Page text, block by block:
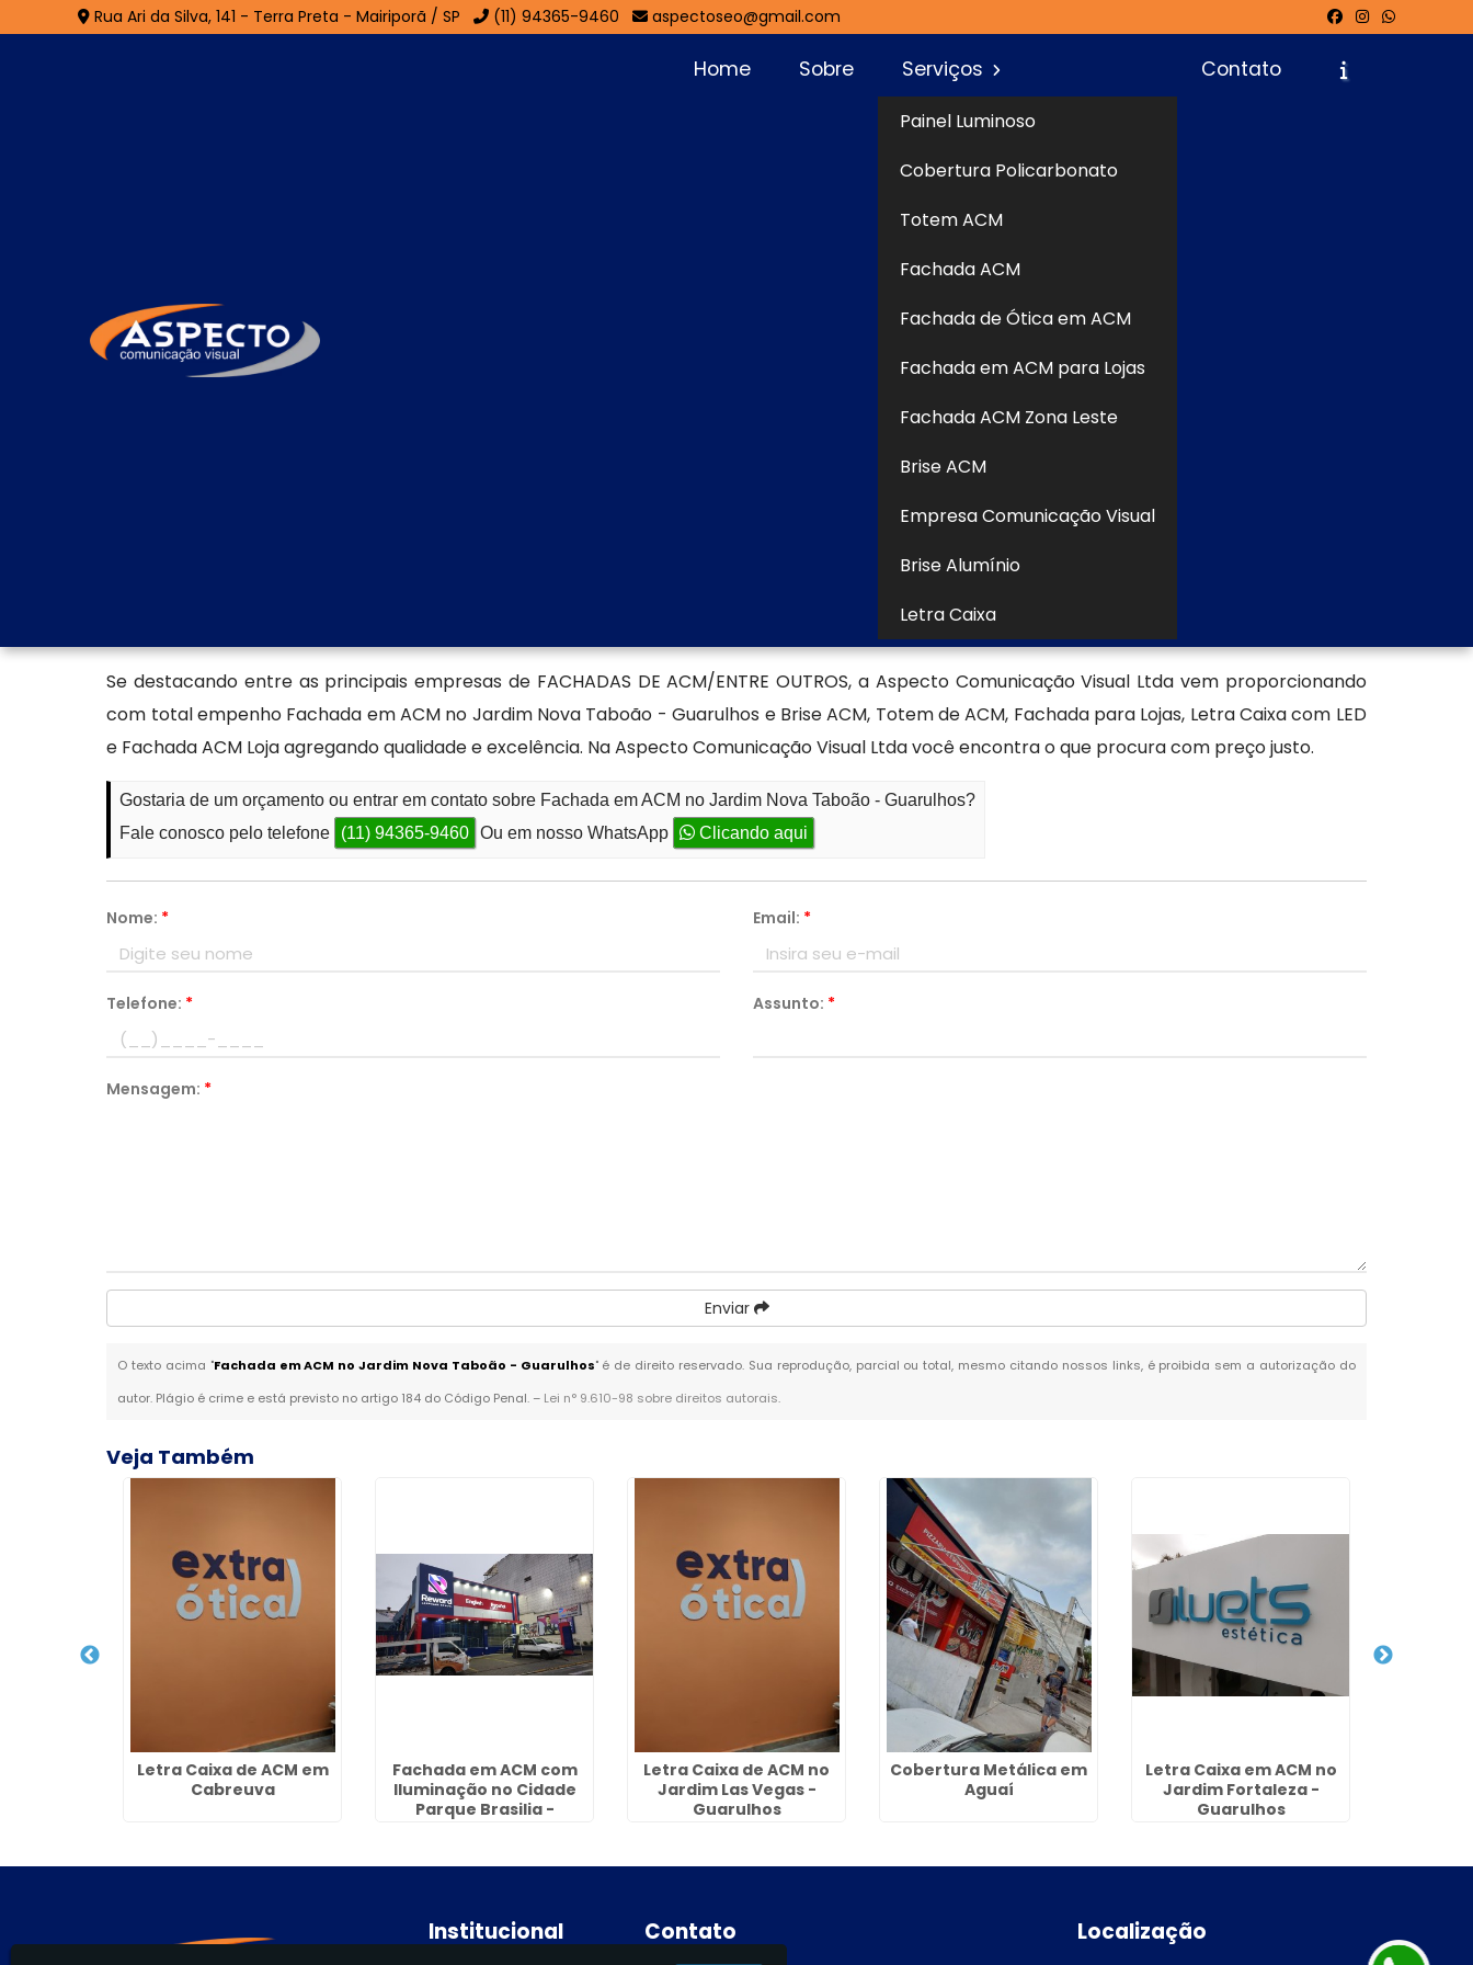
Rua Ari da Silva, 141 - Terra Preta - Mairiporã / SP (11) 94365-9460 aspectoseo@gmail.com
Home Sobre Serviços
Painel Luminoso
Cobertura Policarbonato
Totem ACM
Fachada ACM
Fachada de Ótica em ACM
Fachada em ACM para Lojas
Fachada ACM Zona Leste
Brise ACM
Empresa Comunicação Visual
Brise Alumínio
Letra Caixa
Contato
Solicite um Orçamento
AFachada em ACM no Jardim Nova Taboão - Guarulhos
amplamente utilizada em projetos de comunicação visual devido à sua leveza, resistência e
excelente acabamento. Composta por chapas de alumínio unidas por um núcleo de polietileno, ela
permite a aplicação de diferentes cores, texturas e recortes personalizados, adaptando-se
facilmente a diferentes identidades visuais. A Fachada em ACM no Jardim Nova Taboão - Guarulhos
Encontre uma empresa especializada em produção de fachada em ACM
Se destacando entre as principais empresas de FACHADAS DE ACM/ENTRE OUTROS, a Aspecto Comunicação Visual Ltda vem proporcionando
com total empenho Fachada em ACM no Jardim Nova Taboão - Guarulhos e Brise ACM, Totem de ACM, Fachada para Lojas, Letra Caixa com LED
e Fachada ACM Loja agregando qualidade e excelência. Na Aspecto Comunicação Visual Ltda você encontra o que procura com preço justo.
Gostaria de um orçamento ou entrar em contato sobre Fachada em ACM no Jardim Nova Taboão - Guarulhos?
Fale conosco pelo telefone
(11) 94365-9460 Ou em nosso WhatsApp Clicando aqui
Nome: * Email: *
Telefone: * Assunto: *
Mensagem: *
Enviar
O texto acima "Fachada em ACM no Jardim Nova Taboão - Guarulhos" é de direito reservado. Sua reprodução, parcial ou total, mesmo citando nossos links, é proibida sem a autorização do
autor. Plágio é crime e está previsto no artigo 184 do Código Penal. – Lei n° 9.610-98 sobre direitos autorais.
Informações
Veja Também
Letra Caixa de ACM em
Cabreuva
Fachada em ACM com
Iluminação no Cidade
Parque Brasilia -
Letra Caixa de ACM no
Jardim Las Vegas -
Guarulhos
Cobertura Metálica em
Aguaí
Letra Caixa em ACM no
Jardim Fortaleza -
Guarulhos
Institucional Contato Localização